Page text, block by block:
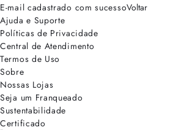
E-mail cadastrado com sucessoVoltar
Ajuda e Suporte
Políticas de Privacidade
Central de Atendimento
Termos de Uso
Sobre
Nossas Lojas
Seja um Franqueado
Sustentabilidade
Certificado